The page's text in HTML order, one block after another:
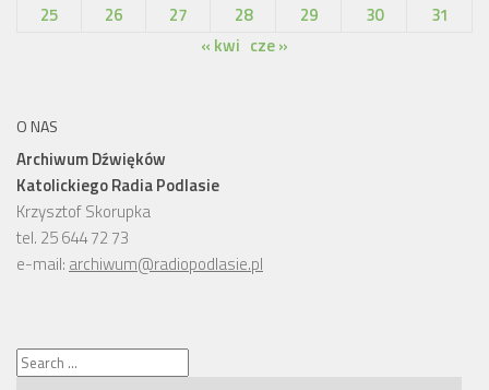
25
26 27 28 29 30
31
« kwi cze »
O NAS
Archiwum Dźwięków
Katolickiego Radia Podlasie
Krzysztof Skorupka
tel. 25 644 72 73
e-mail: archiwum@radiopodlasie.pl